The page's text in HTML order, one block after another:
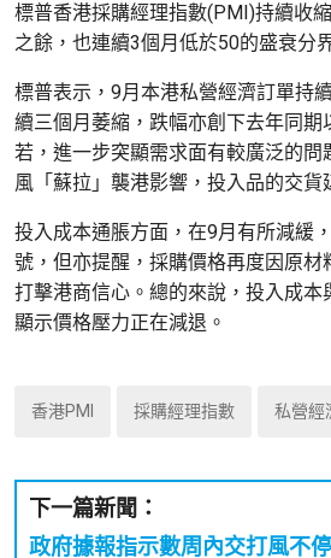
標普香港採購經理指數(PMI)持續收
之餘，也連續3個月低於50的盛衰分
標普表示，9月本港私營經濟訂單持
續三個月萎縮，跌幅亦創下去年同
若，進一步突顯需求面有較廣泛的
風「蘇拉」襲港影響，投入品的交貨
投入成本通脹方面，在9月有所減緩
號，但亦提醒，採購價格再度因原
打擊港商信心。總的來說，投入成本
顯示價格壓力正在減退。
香港PMI 採購經理指數 私營經
下一篇新聞：
政府據報指示數周內交打風不